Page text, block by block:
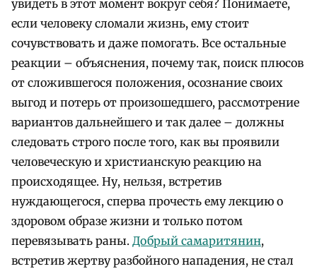
увидеть в этот момент вокруг себя? Понимаете,
если человеку сломали жизнь, ему стоит
сочувствовать и даже помогать. Все остальные
реакции – объяснения, почему так, поиск плюсов
от сложившегося положения, осознание своих
выгод и потерь от произошедшего, рассмотрение
вариантов дальнейшего и так далее – должны
следовать строго после того, как вы проявили
человеческую и христианскую реакцию на
происходящее. Ну, нельзя, встретив
нуждающегося, сперва прочесть ему лекцию о
здоровом образе жизни и только потом
перевязывать раны. Добрый самаритянин,
встретив жертву разбойного нападения, не стал